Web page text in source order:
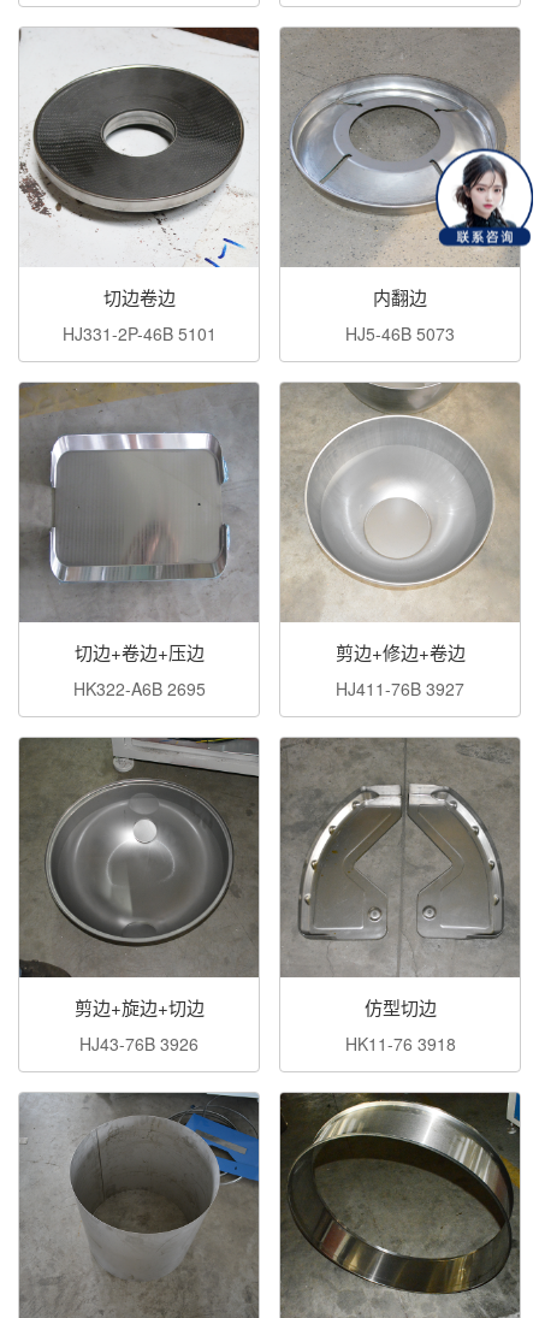
切边卷边
HJ331-2P-46B 5101
内翻边
HJ5-46B 5073
切边+卷边+压边
HK322-A6B 2695
剪边+修边+卷边
HJ411-76B 3927
剪边+旋边+切边
HJ43-76B 3926
仿型切边
HK11-76 3918